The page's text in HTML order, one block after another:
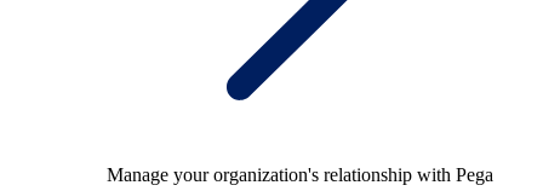
Manage your organization's relationship with Pega